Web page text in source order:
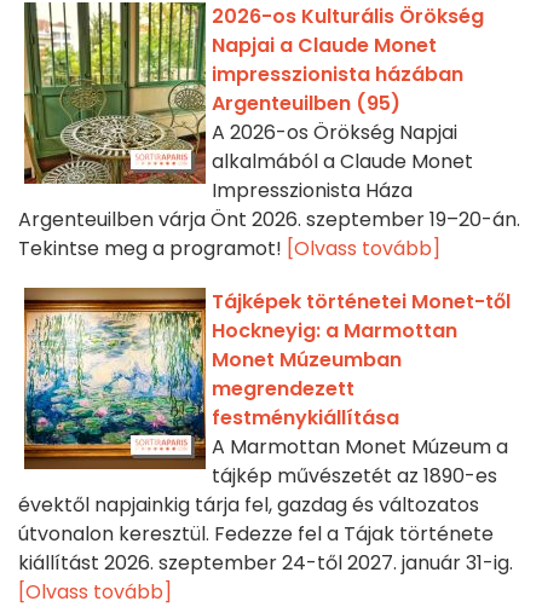
2026-os Kulturális Örökség
Napjai a Claude Monet
impresszionista házában
Argenteuilben (95)
A 2026-os Örökség Napjai
alkalmából a Claude Monet
Impresszionista Háza
Argenteuilben várja Önt 2026. szeptember 19–20-án.
Tekintse meg a programot! [Olvass tovább]
Tájképek történetei Monet-től
Hockneyig: a Marmottan
Monet Múzeumban
megrendezett
festménykiállítása
A Marmottan Monet Múzeum a
tájkép művészetét az 1890-es
évektől napjainkig tárja fel, gazdag és változatos
útvonalon keresztül. Fedezze fel a Tájak története
kiállítást 2026. szeptember 24-től 2027. január 31-ig.
[Olvass tovább]